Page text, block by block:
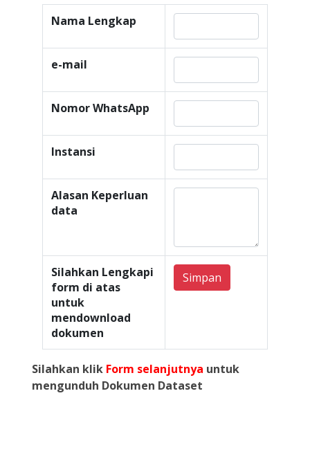
Nama Lengkap
e-mail
Nomor WhatsApp
Instansi
Alasan Keperluan
data
Silahkan Lengkapi
form di atas
untuk
mendownload
dokumen
Simpan
Silahkan klik Form selanjutnya untuk
mengunduh Dokumen Dataset